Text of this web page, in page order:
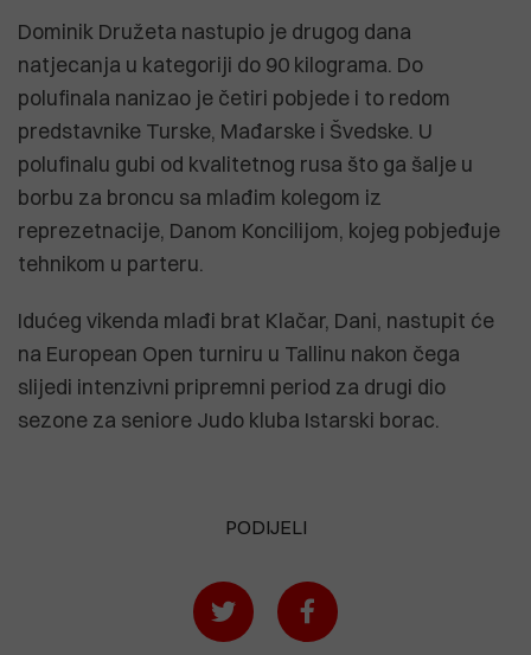
Dominik Družeta nastupio je drugog dana
natjecanja u kategoriji do 90 kilograma. Do
polufinala nanizao je četiri pobjede i to redom
predstavnike Turske, Mađarske i Švedske. U
polufinalu gubi od kvalitetnog rusa što ga šalje u
borbu za broncu sa mlađim kolegom iz
reprezetnacije, Danom Koncilijom, kojeg pobjeđuje
tehnikom u parteru.
Idućeg vikenda mlađi brat Klačar, Dani, nastupit će
na European Open turniru u Tallinu nakon čega
slijedi intenzivni pripremni period za drugi dio
sezone za seniore Judo kluba Istarski borac.
PODIJELI